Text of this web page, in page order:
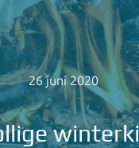
26 juni 2020